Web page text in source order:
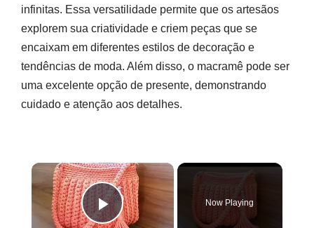
infinitas. Essa versatilidade permite que os artesãos
explorem sua criatividade e criem peças que se
encaixam em diferentes estilos de decoração e
tendências de moda. Além disso, o macramê pode ser
uma excelente opção de presente, demonstrando
cuidado e atenção aos detalhes.
×
Now Playing